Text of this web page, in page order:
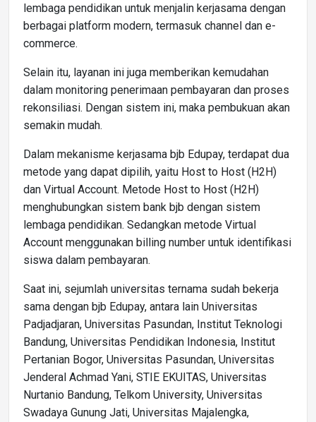
lembaga pendidikan untuk menjalin kerjasama dengan
berbagai platform modern, termasuk channel dan e-
commerce.
Selain itu, layanan ini juga memberikan kemudahan
dalam monitoring penerimaan pembayaran dan proses
rekonsiliasi. Dengan sistem ini, maka pembukuan akan
semakin mudah.
Dalam mekanisme kerjasama bjb Edupay, terdapat dua
metode yang dapat dipilih, yaitu Host to Host (H2H)
dan Virtual Account. Metode Host to Host (H2H)
menghubungkan sistem bank bjb dengan sistem
lembaga pendidikan. Sedangkan metode Virtual
Account menggunakan billing number untuk identifikasi
siswa dalam pembayaran.
Saat ini, sejumlah universitas ternama sudah bekerja
sama dengan bjb Edupay, antara lain Universitas
Padjadjaran, Universitas Pasundan, Institut Teknologi
Bandung, Universitas Pendidikan Indonesia, Institut
Pertanian Bogor, Universitas Pasundan, Universitas
Jenderal Achmad Yani, STIE EKUITAS, Universitas
Nurtanio Bandung, Telkom University, Universitas
Swadaya Gunung Jati, Universitas Majalengka,